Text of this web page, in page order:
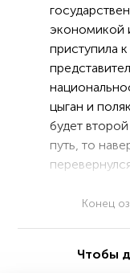
экономикой
приступила
цыган и
будет
путь, то
Конец
Чтобы